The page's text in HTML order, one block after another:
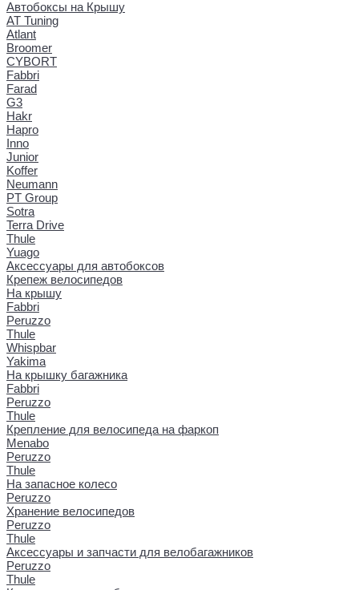
Автобоксы на Крышу
AT Tuning
Atlant
Broomer
CYBORT
Fabbri
Farad
G3
Hakr
Hapro
Inno
Junior
Koffer
Neumann
PT Group
Sotra
Terra Drive
Thule
Yuago
Аксессуары для автобоксов
Крепеж велосипедов
На крышу
Fabbri
Peruzzo
Thule
Whispbar
Yakima
На крышку багажника
Fabbri
Peruzzo
Thule
Крепление для велосипеда на фаркоп
Menabo
Peruzzo
Thule
На запасное колесо
Peruzzo
Хранение велосипедов
Peruzzo
Thule
Аксессуары и запчасти для велобагажников
Peruzzo
Thule